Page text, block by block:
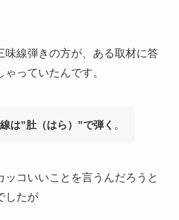
味線弾きの方が、ある取材に答
っていたんです。
は”肚（はら）”で弾く 。
ッコいいことを言うんだろうと
したが